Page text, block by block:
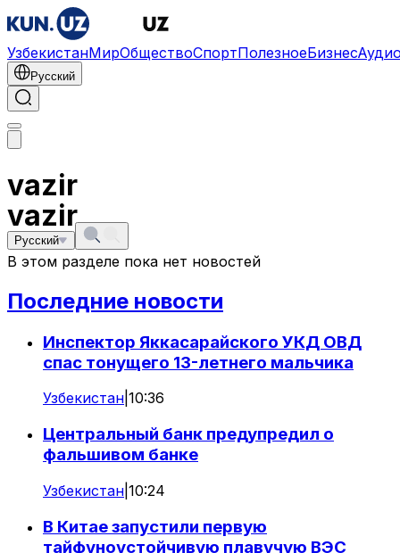
УзбекистанМирОбществоСпортПолезноеБизнес
Русский
vazir
Русский
vazir
В этом разделе пока нет новостей
Последние новости
Инспектор Яккасарайского УКД ОВД
спас тонущего 13-летнего мальчика
Узбекистан 10:36
Центральный банк предупредил о
фальшивом банке
Узбекистан 10:24
В Китае запустили первую
тайфуноустойчивую плавучую ВЭС